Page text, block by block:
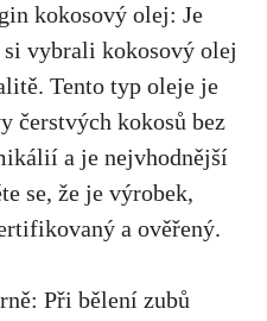
kokosový olej: Je
vybrali kokosový olej
Tento typ oleje je
čerstvých kokosů bez
a je nejvhodnější
se, že je výrobek,
a ověřený.
Při bělení zubů